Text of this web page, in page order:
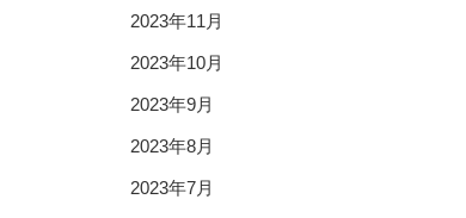
2023年11月
2023年10月
2023年9月
2023年8月
2023年7月